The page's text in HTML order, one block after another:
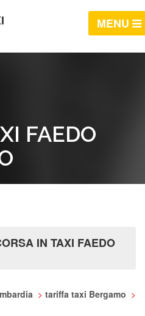
MENU
FAEDO
IN TAXI FAEDO
> tariffa taxi Bergamo >